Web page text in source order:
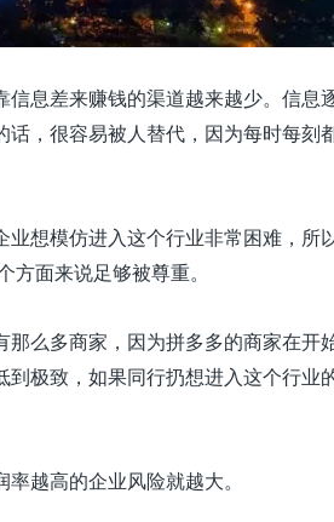
息差来赚钱的渠道越来越少。信息
，很容易被人替代，因为每时每刻
想模仿进入这个行业非常困难，所
方面来说足够被尊重。
么多商家，因为拼多多的商家在开
极致，如果同行扔想进入这个行业
越高的企业风险就越大。